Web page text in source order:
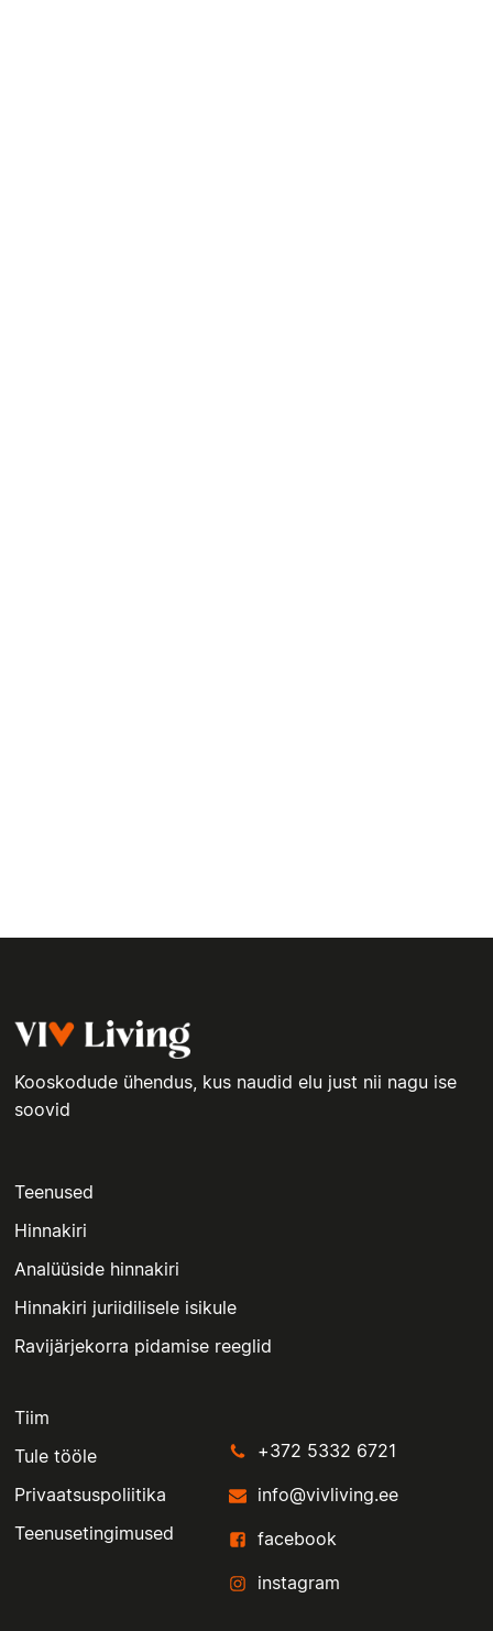
Kooskodude ühendus, kus naudid elu just nii nagu ise
soovid
Teenused
Hinnakiri
Analüüside hinnakiri
Hinnakiri juriidilisele isikule
Ravijärjekorra pidamise reeglid
Tiim
Tule tööle
Privaatsuspoliitika
Teenusetingimused
+372 5332 6721
info@vivliving.ee
facebook
instagram